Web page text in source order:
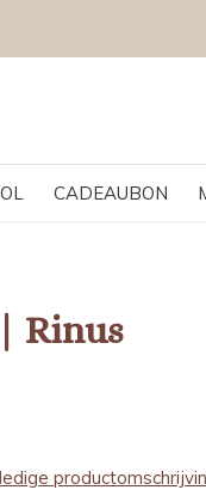
CADEAUBON
Rinus